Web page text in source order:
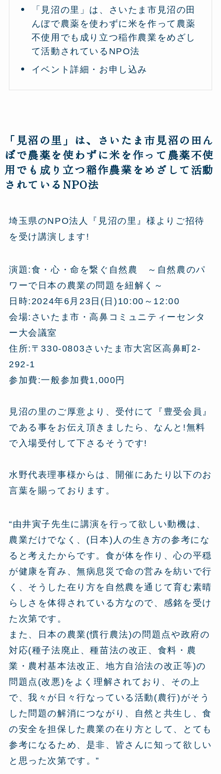
「見沼の里」は、さいたま市見沼の田
んぼで農薬を使わずに米を作って農薬
不使用でも成り立つ稲作農業をめざし
て活動されているNPO法
イベント詳細・お申し込み
「見沼の里」は、さいたま市見沼の田ん
ぼで農薬を使わずに米を作って農薬不使
用でも成り立つ稲作農業をめざして活動
されているNPO法
埼玉県のNPO法人『見沼の里』様よりご招待
を受け講演します!
演題:食・心・命を繋ぐ自然農 ～自然農のパ
ワーで日本の農業の問題を紐解く～
日時:2024年6月23日(日)10:00～12:00
会場:さいたま市・高鼻コミュニティーセンタ
ー大会議室
住所:〒330-0803さいたま市大宮区高鼻町2-
292-1
参加費:一般参加費1,000円
見沼の里のご厚意より、受付にて『豊受会員』
である事をお伝え頂きましたら、なんと!無料
で入場受付して下さるそうです!
水野代表理事様からは、開催にあたり以下のお
言葉を賜っております。
“由井寅子先生に講演を行って欲しい動機は、
農業だけでなく、(日本)人の生き方の参考にな
ると考えたからです。食が体を作り、心の平穏
が健康を育み、無病息災で命の営みを紡いで行
く、そうした在り方を自然農を通じて育む素晴
らしさを体得されている方なので、感銘を受け
た次第です。
また、日本の農業(慣行農法)の問題点や政府の
対応(種子法廃止、種苗法の改正、食料・農
業・農村基本法改正、地方自治法の改正等)の
問題点(改悪)をよく理解されており、その上
で、我々が日々行なっている活動(農行)がそう
した問題の解消につながり、自然と共生し、食
の安全を担保した農業の在り方として、とても
参考になるため、是非、皆さんに知って欲しい
と思った次第です。”